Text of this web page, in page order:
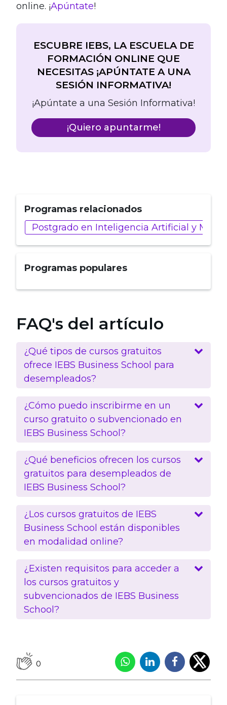
online. ¡Apúntate!
ESCUBRE IEBS, LA ESCUELA DE
FORMACIÓN ONLINE QUE
NECESITAS ¡APÚNTATE A UNA
SESIÓN INFORMATIVA!
¡Apúntate a una Sesión Informativa!
¡Quiero apuntarme!
Programas relacionados
Postgrado en Inteligencia Artificial y
Programas populares
FAQ's del artículo
¿Qué tipos de cursos gratuitos
ofrece IEBS Business School para
desempleados?
¿Cómo puedo inscribirme en un
curso gratuito o subvencionado en
IEBS Business School?
¿Qué beneficios ofrecen los cursos
gratuitos para desempleados de
IEBS Business School?
¿Los cursos gratuitos de IEBS
Business School están disponibles
en modalidad online?
¿Existen requisitos para acceder a
los cursos gratuitos y
subvencionados de IEBS Business
School?
0